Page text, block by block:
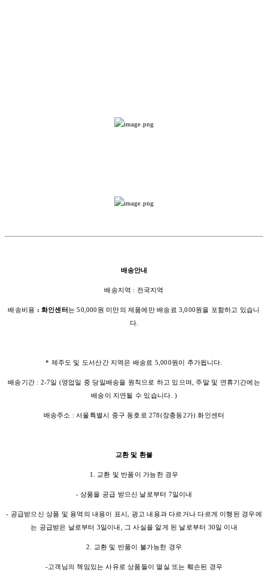
배송안내
배송지역 : 전국지역
배송비용 : 화인센터는 50,000원 미만의 제품에만 배송료 3,000원을 포함하고 있습니
다.
* 제주도 및 도서산간 지역은 배송료 5,000원이 추가됩니다.
배송기간 : 2-7일 (영업일 중 당일배송을 원칙으로 하고 있으며, 주말 및 연휴기간에는
배송이 지연될 수 있습니다. )
배송주소 : 서울특별시 중구 동호로 278(장충동2가) 화인센터
교환 및 환불
1. 교환 및 반품이 가능한 경우
- 상품을 공급 받으신 날로부터 7일이내
- 공급받으신 상품 및 용역의 내용이 표시, 광고 내용과 다르거나 다르게 이행된 경우에
는 공급받은 날로부터 3일이내, 그 사실을 알게 된 날로부터 30일 이내
2. 교환 및 반품이 불가능한 경우
-고객님의 책임있는 사유로 상품들이 멸실 또는 훼손된 경우